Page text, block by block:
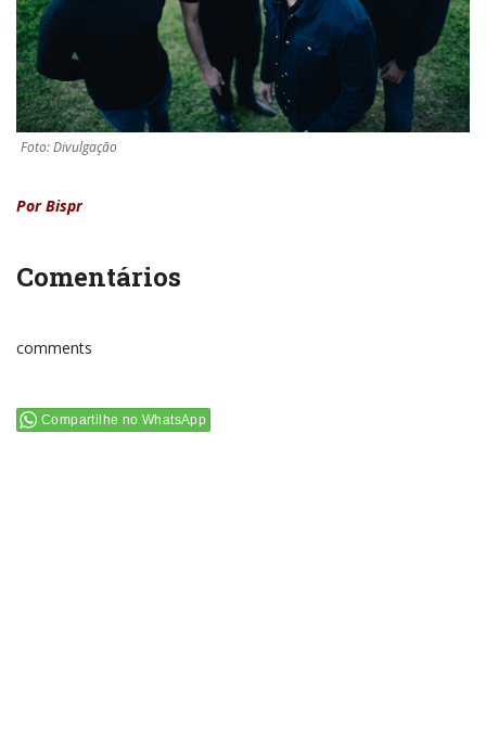
Foto: Divulgação
Por Bispr
Comentários
comments
Compartilhe no WhatsApp